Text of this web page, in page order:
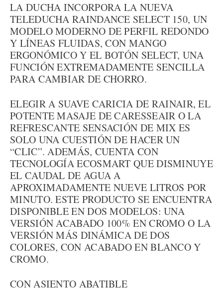
LA DUCHA INCORPORA LA NUEVA
TELEDUCHA RAINDANCE SELECT 150, UN
MODELO MODERNO DE PERFIL REDONDO
Y LÍNEAS FLUIDAS, CON MANGO
ERGONÓMICO Y EL BOTÓN SELECT, UNA
FUNCIÓN EXTREMADAMENTE SENCILLA
PARA CAMBIAR DE CHORRO.
ELEGIR A SUAVE CARICIA DE RAINAIR, EL
POTENTE MASAJE DE CARESSEAIR O LA
REFRESCANTE SENSACIÓN DE MIX ES
SOLO UNA CUESTIÓN DE HACER UN
“CLIC”. ADEMÁS, CUENTA CON
TECNOLOGÍA ECOSMART QUE DISMINUYE
EL CAUDAL DE AGUA A
APROXIMADAMENTE NUEVE LITROS POR
MINUTO. ESTE PRODUCTO SE ENCUENTRA
DISPONIBLE EN DOS MODELOS: UNA
VERSIÓN ACABADO 100% EN CROMO O LA
VERSIÓN MÁS DINÁMICA DE DOS
COLORES, CON ACABADO EN BLANCO Y
CROMO.
CON ASIENTO ABATIBLE